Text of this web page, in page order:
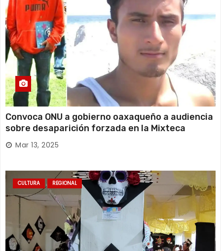
Convoca ONU a gobierno oaxaqueño a audiencia
sobre desaparición forzada en la Mixteca
Mar 13, 2025
CULTURA REGIONAL